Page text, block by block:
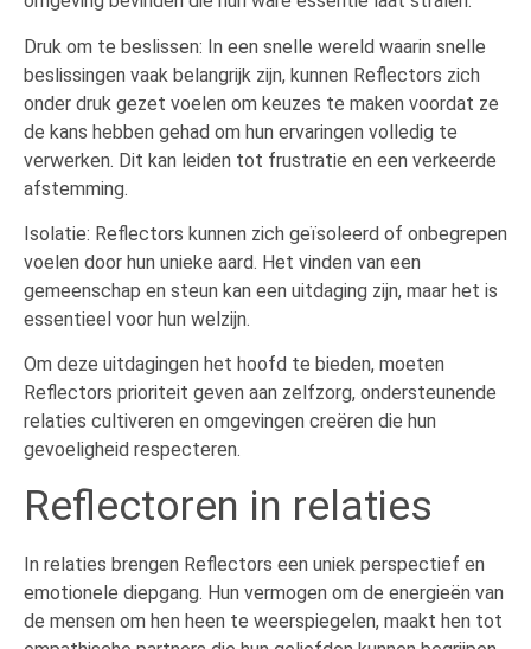
Druk om te beslissen: In een snelle wereld waarin snelle
beslissingen vaak belangrijk zijn, kunnen Reflectors zich
onder druk gezet voelen om keuzes te maken voordat ze
de kans hebben gehad om hun ervaringen volledig te
verwerken. Dit kan leiden tot frustratie en een verkeerde
afstemming.
Isolatie: Reflectors kunnen zich geïsoleerd of onbegrepen
voelen door hun unieke aard. Het vinden van een
gemeenschap en steun kan een uitdaging zijn, maar het is
essentieel voor hun welzijn.
Om deze uitdagingen het hoofd te bieden, moeten
Reflectors prioriteit geven aan zelfzorg, ondersteunende
relaties cultiveren en omgevingen creëren die hun
gevoeligheid respecteren.
Reflectoren in relaties
In relaties brengen Reflectors een uniek perspectief en
emotionele diepgang. Hun vermogen om de energieën van
de mensen om hen heen te weerspiegelen, maakt hen tot